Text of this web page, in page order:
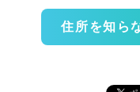
住所を知ら